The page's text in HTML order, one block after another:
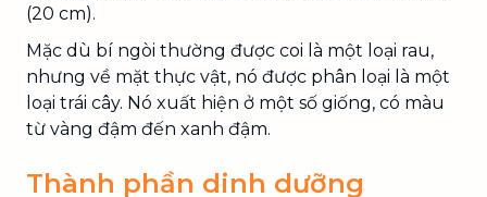
(20 cm).
Mặc dù bí ngòi thường được coi là một loại rau,
nhưng về mặt thực vật, nó được phân loại là một
loại trái cây. Nó xuất hiện ở một số giống, có màu
từ vàng đậm đến xanh đậm.
Thành phần dinh dưỡng